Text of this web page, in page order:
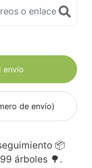
envío
de envío)
📦
árboles 🌳.